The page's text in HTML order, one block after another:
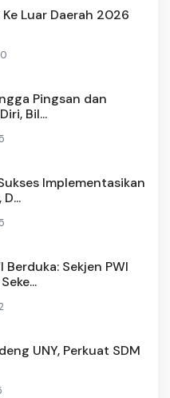
Luar Daerah 2026
Pingsan dan
Bil...
Implementasikan
Berduka: Sekjen PWI
UNY, Perkuat SDM